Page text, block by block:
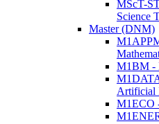
MScT-
Science
Master (DNM)
M1BM -
Artificial
M1ECO